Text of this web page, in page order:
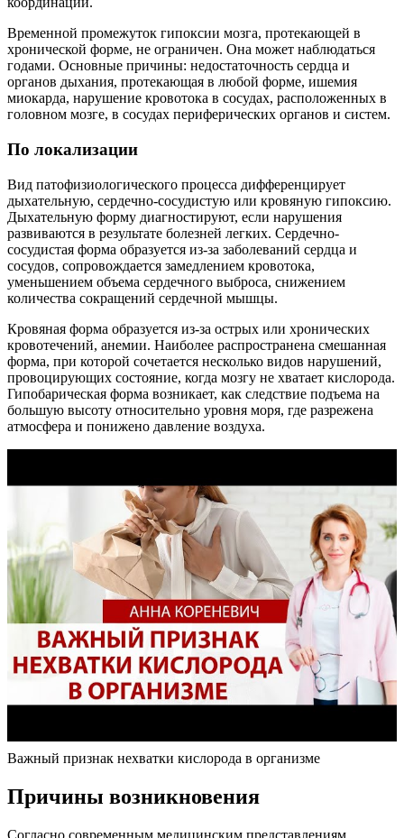
Временной промежуток гипоксии мозга, протекающей в
хронической форме, не ограничен. Она может наблюдаться
годами. Основные причины: недостаточность сердца и
органов дыхания, протекающая в любой форме, ишемия
миокарда, нарушение кровотока в сосудах, расположенных в
головном мозге, в сосудах периферических органов и систем.
По локализации
Вид патофизиологического процесса дифференцирует
дыхательную, сердечно-сосудистую или кровяную гипоксию.
Дыхательную форму диагностируют, если нарушения
развиваются в результате болезней легких. Сердечно-
сосудистая форма образуется из-за заболеваний сердца и
сосудов, сопровождается замедлением кровотока,
уменьшением объема сердечного выброса, снижением
количества сокращений сердечной мышцы.
Кровяная форма образуется из-за острых или хронических
кровотечений, анемии. Наиболее распространена смешанная
форма, при которой сочетается несколько видов нарушений,
провоцирующих состояние, когда мозгу не хватает кислорода.
Гипобарическая форма возникает, как следствие подъема на
большую высоту относительно уровня моря, где разрежена
атмосфера и понижено давление воздуха.
Важный признак нехватки кислорода в организме
Причины возникновения
Согласно современным медицинским представлениям,